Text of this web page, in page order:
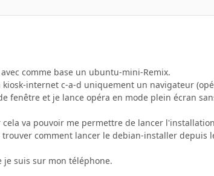
comme base un ubuntu-mini-Remix.
internet c-a-d uniquement un navigateur
fenêtre et je lance opéra en mode plein écran
va pouvoir me permettre de lancer
comment lancer le debian-installer depuis
je suis sur mon téléphone.